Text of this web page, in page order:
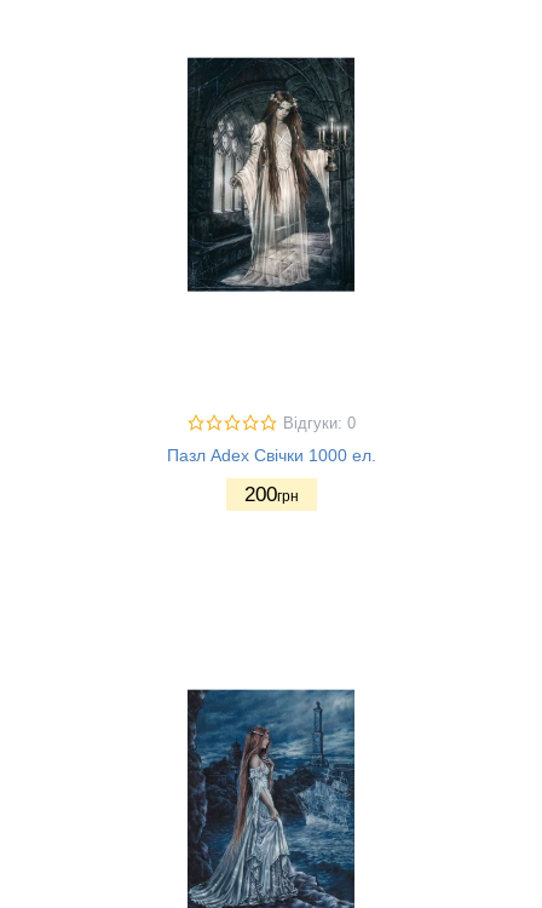
Відгуки: 0
Пазл Adex Свічки 1000 ел.
200грн